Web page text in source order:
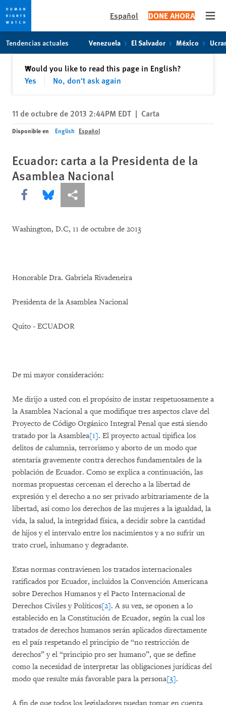
content
Español DONE AHORA
Tendencias actuales Venezuela El Salvador México
Would you like to read this page in English?
Yes
No, don't ask again
✕Cerrar
11 de octubre de 2013 2:44PM EDT | Carta
Disponible en English Español
Ecuador: carta a la Presidenta de la
Asamblea Nacional
Share this via Facebook
Share this via Bluesky
Share this via Compartir
Washington, D.C, 11 de octubre de 2013
Honorable Dra. Gabriela Rivadeneira
Presidenta de la Asamblea Nacional
Quito - ECUADOR
De mi mayor consideración:
Me dirijo a usted con el propósito de instar respetuosamente a
la Asamblea Nacional a que modifique tres aspectos clave del
Proyecto de Código Orgánico Integral Penal que está siendo
tratado por la Asamblea[1]. El proyecto actual tipifica los
delitos de calumnia, terrorismo y aborto de un modo que
atentaría gravemente contra derechos fundamentales de la
población de Ecuador. Como se explica a continuación, las
normas propuestas cercenan el derecho a la libertad de
expresión y el derecho a no ser privado arbitrariamente de la
libertad, así como los derechos de las mujeres a la igualdad, la
vida, la salud, la integridad física, a decidir sobre la cantidad
de hijos y el intervalo entre los nacimientos y a no sufrir un
trato cruel, inhumano y degradante.
Estas normas contravienen los tratados internacionales
ratificados por Ecuador, incluidos la Convención Americana
sobre Derechos Humanos y el Pacto Internacional de
Derechos Civiles y Políticos[2]. A su vez, se oponen a lo
establecido en la Constitución de Ecuador, según la cual los
tratados de derechos humanos serán aplicados directamente
en el país respetando el principio de “no restricción de
derechos” y el “principio pro ser humano”, que se define
como la necesidad de interpretar las obligaciones jurídicas del
modo que resulte más favorable para la persona[3].